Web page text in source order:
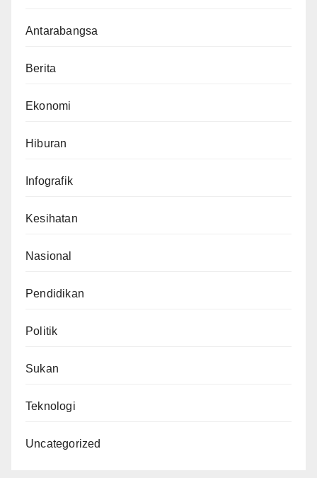
Antarabangsa
Berita
Ekonomi
Hiburan
Infografik
Kesihatan
Nasional
Pendidikan
Politik
Sukan
Teknologi
Uncategorized